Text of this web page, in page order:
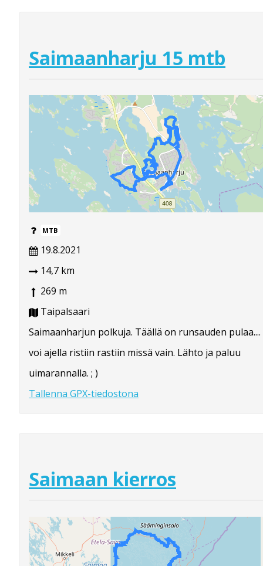
Saimaanharju 15 mtb
MTB
19.8.2021
14,7 km
269 m
Taipalsaari
Saimaanharjun polkuja. Täällä on runsauden pulaa....
voi ajella ristiin rastiin missä vain. Lähto ja paluu
uimarannalla. ; )
Tallenna GPX-tiedostona
Saimaan kierros